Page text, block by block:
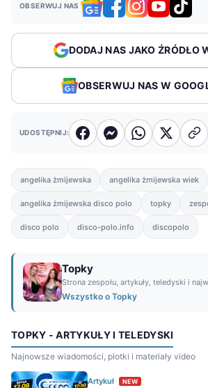
OBSERWUJ NAS
DODAJ NAS JAKO ŹRÓDŁO
OBSERWUJ NAS W
UDOSTĘPNIJ:
angelika żmijewska angelika żmijewska wiek
angelika żmijewska disco polo topky
disco polo disco-polo.info discopolo
Topky
Strona zespołu, artykuły, teledyski i
Wszystko o Topky
TOPKY - ARTYKUŁY I TELEDYSKI
Najnowsze wiadomości, plotki i materiały video
Artykuł NEW